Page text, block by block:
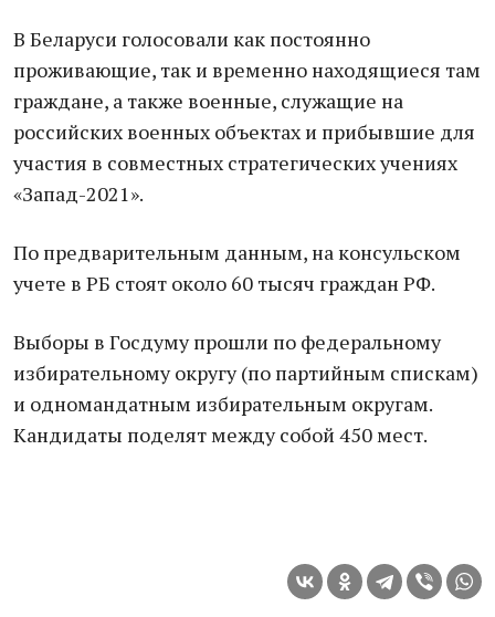
В Беларуси голосовали как постоянно
проживающие, так и временно находящиеся там
граждане, а также военные, служащие на
российских военных объектах и прибывшие для
участия в совместных стратегических учениях
«Запад-2021».
По предварительным данным, на консульском
учете в РБ стоят около 60 тысяч граждан РФ.
Выборы в Госдуму прошли по федеральному
избирательному округу (по партийным спискам)
и одномандатным избирательным округам.
Кандидаты поделят между собой 450 мест.